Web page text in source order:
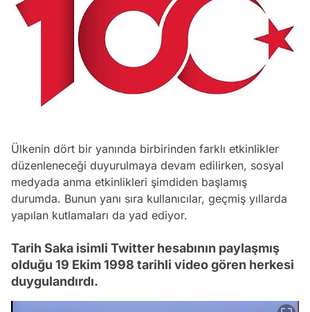
Ülkenin dört bir yanında birbirinden farklı etkinlikler
düzenleneceği duyurulmaya devam edilirken, sosyal
medyada anma etkinlikleri şimdiden başlamış
durumda. Bunun yanı sıra kullanıcılar, geçmiş yıllarda
yapılan kutlamaları da yad ediyor.
Tarih Saka isimli Twitter hesabının paylaşmış
olduğu 19 Ekim 1998 tarihli video gören herkesi
duygulandırdı.